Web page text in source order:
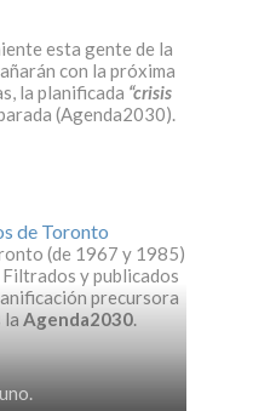
esta gente de la
con la próxima
la planificada “crisis
(Agenda2030).
(de 1967 y 1985)
Filtrados y publicados
precursora
laAgenda2030.